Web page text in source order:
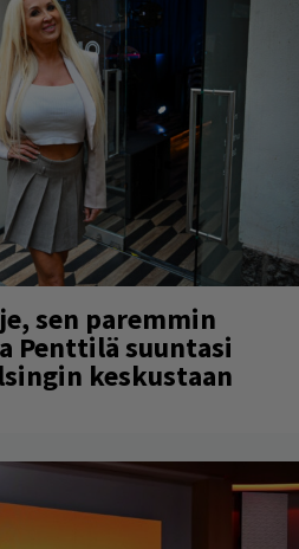
sen paremmin
Penttilä suuntasi
keskustaan